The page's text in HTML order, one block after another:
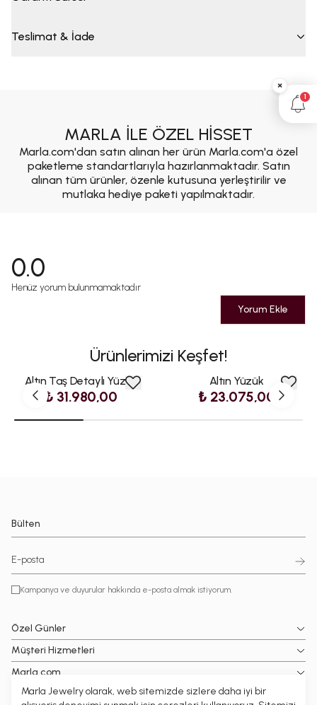
Marla Jewelry olarak, web sitemizde sizlere daha iyi bir
Teslimat & İade
MARLA İLE ÖZEL HİSSET
Marla.com'dan satın alınan her ürün Marla.com'a özel
paketleme standartlarıyla hazırlanmaktadır. Satın
alınan tüm ürünler, özenle kutusuna yerleştirilir ve
mutlaka hediye paketi yapılmaktadır.
0.0
Henüz yorum bulunmamaktadır
Yorum Ekle
Ürünlerimizi Keşfet!
Altın Taş Detaylı Yüzük
₺ 31.980,00
Altın Yüzük
₺ 23.075,00
Bülten
Kampanya ve duyurular hakkında e-posta almak istiyorum.
Özel Günler
Müşteri Hizmetleri
Marla.com
Popüler Kategoriler
×
1